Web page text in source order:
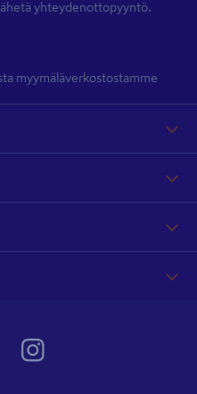
yhteydenottopyyntö.
myymäläverkostostamme